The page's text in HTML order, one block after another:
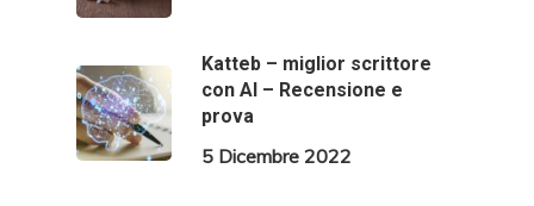
Katteb – miglior scrittore
con AI – Recensione e
prova
5 Dicembre 2022